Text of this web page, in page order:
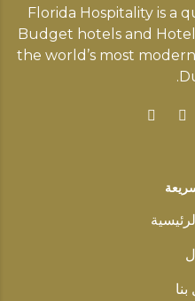
Florida Hospitality is a
Budget hotels and
the world’s most